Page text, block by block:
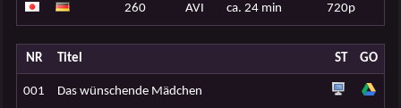
260 AVI ca. 24 min 720p
NR Titel ST GO
001 Das wünschende Mädchen